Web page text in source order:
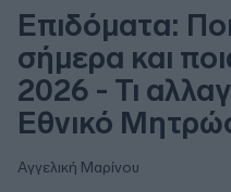
Επιδόματα:
σήμερα και
2026 - Τι
Εθνικό
Αγγελική Μαρίνου